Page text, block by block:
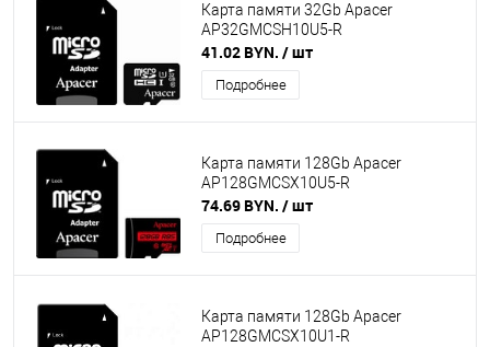
Карта памяти 32Gb Apacer
AP32GMCSH10U5-R
41.02 BYN. / шт
Подробнее
Карта памяти 128Gb Apacer
AP128GMCSX10U5-R
74.69 BYN. / шт
Подробнее
Карта памяти 128Gb Apacer
AP128GMCSX10U1-R